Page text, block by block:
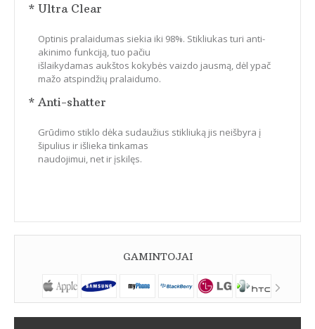
* Ultra Clear
Optinis pralaidumas siekia iki 98%. Stikliukas turi anti-
akinimo funkciją, tuo pačiu
išlaikydamas aukštos kokybės vaizdo jausmą, dėl ypač
mažo atspindžių pralaidumo.
* Anti-shatter
Grūdimo stiklo dėka sudaužius stikliuką jis neišbyra į
šipulius ir išlieka tinkamas
naudojimui, net ir įskilęs.
GAMINTOJAI